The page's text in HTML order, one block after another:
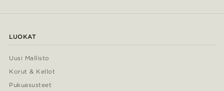
LUOKAT
Uusi Mallisto
Korut & Kellot
Pukuasusteet